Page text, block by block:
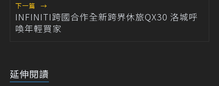
下一篇 →
INFINITI跨國合作全新跨界休旅QX30 洛城呼
喚年輕買家
延伸閱讀